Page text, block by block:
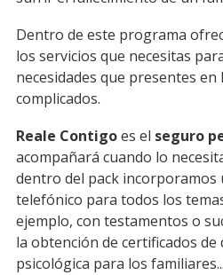
Dentro de este programa
los servicios que necesitas
necesidades que presentes
complicados.
Reale Contigoes el seguro
acompañará cuando lo
dentro del pack incorporamos
telefónico para todos los
ejemplo, con testamentos o
la obtención de certificados
psicológica para los familiares...